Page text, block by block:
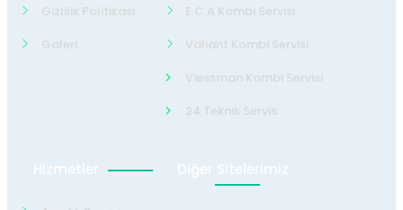
Gizlilik Politikası
Galeri
E.C.A Kombi Servisi
Valiant Kombi Servisi
Viessman Kombi Servisi
24 Teknik Servis
Hizmetler Diğer Sitelerimiz